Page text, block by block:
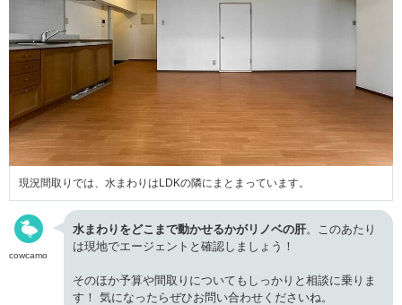
現況間取りでは、水まわりはLDKの隣にまとまっています。
cowcamo
水まわりをどこまで動かせるかがリノベの肝。このあたり
は現地でエージェントと確認しましょう！
そのほか予算や間取りについてもしっかりと相談に乗りま
す！ 気になったらぜひお問い合わせくださいね。